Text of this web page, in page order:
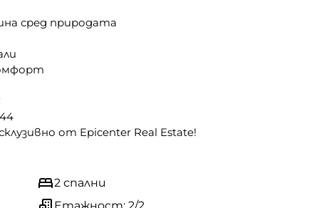
сред природата
от Epicenter Real Estate!
2 спални